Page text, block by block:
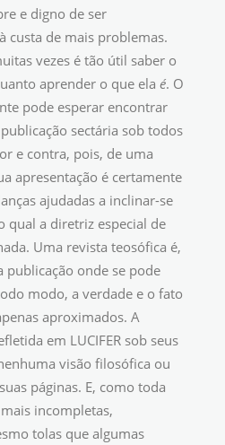
e digno de ser
custa de mais problemas.
vezes é tão útil saber o
aprender o que ela é. O
pode esperar encontrar
sectária sob todos
e contra, pois, de uma
apresentação é certamente
ajudadas a inclinar-se
qual a diretriz especial de
Uma revista teosófica é,
publicação onde se pode
modo, a verdade e o fato
aproximados. A
em LUCIFER sob seus
visão filosófica ou
páginas. E, como toda
incompletas,
tolas que algumas